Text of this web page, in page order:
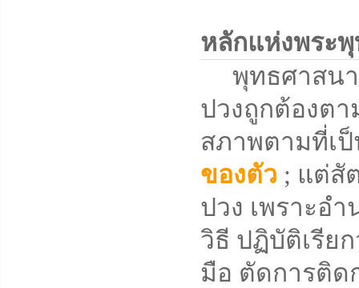
หลักแห่งพระ
พุทธศาสนา
ปวงถูกต้องตา
สภาพตามที่เ
ของตัว ; แต่สั
ปวง เพราะอ
วิธี ปฏิบัติเรีย
มือ ตัดการติ